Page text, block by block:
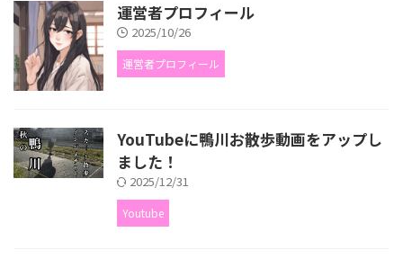
運営者プロフィール
2025/10/26
運営者プロフィール
YouTubeに鴨川お散歩動画をアップし
ました！
2025/12/31
Youtube